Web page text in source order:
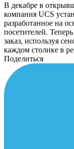
В декабре в
компания UCS
разработанное на
посетителей.
заказ, используя
каждом столике в
Поделиться